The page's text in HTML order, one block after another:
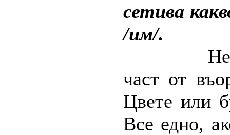
сетива
/им/.
част от
Цвете или
Все едно,